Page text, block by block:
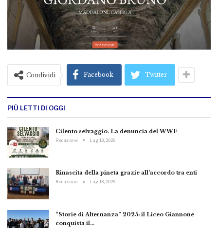
Condividi Facebook Twitter
PIÙ LETTI DI OGGI
Cilento selvaggio. La denuncia del WWF
Redazione Lug 13, 2026
Rinascita della pineta grazie all’accordo tra enti
Redazione Lug 13, 2026
“Storie di Alternanza” 2025: il Liceo Giannone
conquista il…